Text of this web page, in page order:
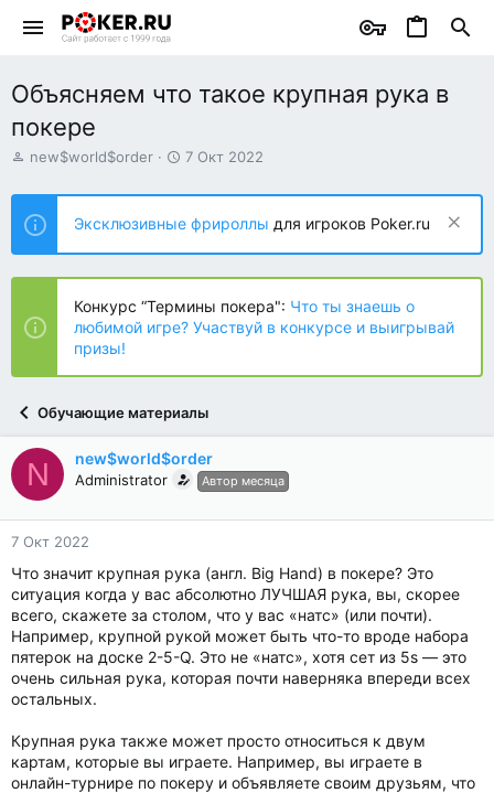
Объясняем что такое крупная рука в
покере
А
т
о
р
т
е
ы
new$world$order
Д
т
н
а
ч
л
а
7 Окт 2022
Эксклюзивные фрироллы для игроков Poker.ru
Конкурс “Термины покера": Что ты знаешь о
любимой игре? Участвуй в конкурсе и выигрывай
призы!
Обучающие материалы
N new$world$order
Administrator Автор месяца
7 Окт 2022
Что значит крупная рука (англ. Big Hand) в покере? Это
ситуация когда у вас абсолютно ЛУЧШАЯ рука, вы, скорее
всего, скажете за столом, что у вас «натс» (или почти).
Например, крупной рукой может быть что-то вроде набора
пятерок на доске 2-5-Q. Это не «натс», хотя сет из 5s — это
очень сильная рука, которая почти наверняка впереди всех
остальных.
Крупная рука также может просто относиться к двум
картам, которые вы играете. Например, вы играете в
онлайн-турнире по покеру и объявляете своим друзьям, что